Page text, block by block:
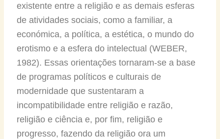
existente entre a religião e as demais esferas
de atividades sociais, como a familiar, a
económica, a política, a estética, o mundo do
erotismo e a esfera do intelectual (WEBER,
1982). Essas orientações tornaram-se a base
de programas políticos e culturais de
modernidade que sustentaram a
incompatibilidade entre religião e razão,
religião e ciência e, por fim, religião e
progresso, fazendo da religião ora um